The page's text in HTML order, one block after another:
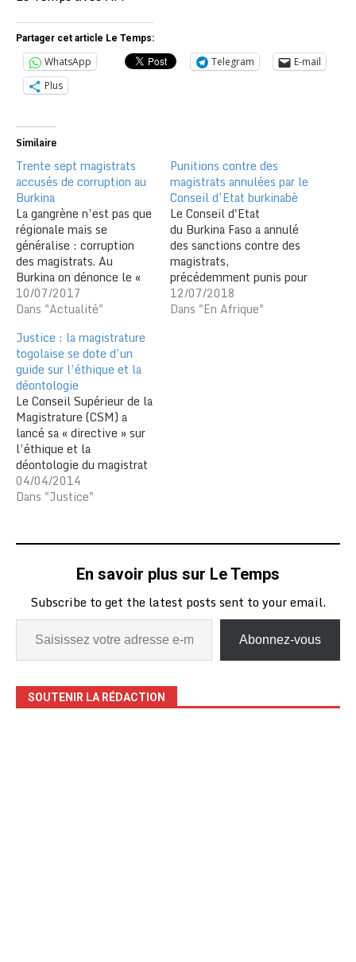
Partager cet article Le Temps:
WhatsApp Telegram
E-mail
Plus
Similaire
Trente sept magistrats
accusés de corruption au
Burkina
La gangrène n’est pas que
régionale mais se
généralise : corruption
des magistrats. Au
Burkina on dénonce le «
monnayage » des services
de ceux-ci. Trente-sept
été accusés de
"monnayage" de leurs
services, selon un
communiqué publié le 07
juillet par la commission
d'enquête du Conseil
Supérieur…
10/07/2017
Dans "Actualité"
Punitions contre des
magistrats annulées par le
Conseil d’Etat burkinabè
Le Conseil d'Etat
du Burkina Faso a annulé
des sanctions contre des
magistrats,
précédemment punis pour
"manquement à l'éthique
et à la déontologie". Le
12/07/2018
Dans "En Afrique"
Justice : la magistrature
togolaise se dote d’un
guide sur l’éthique et la
déontologie
Le Conseil Supérieur de la
Magistrature (CSM) a
lancé sa « directive » sur
l’éthique et la
déontologie du magistrat
le 27 mars dernier à
Lomé. Ce document
honorable, crédible et
fondements solides tels
l’impartialité, la vérité,…
04/04/2014
Dans "Justice"
En savoir plus sur Le Temps
Subscribe to get the latest posts sent to your email.
Abonnez-vous
SOUTENIR LA RÉDACTION